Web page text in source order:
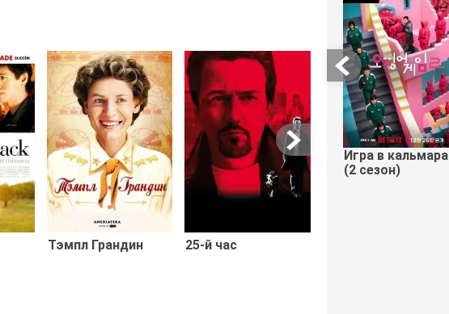
Тэмпл Грандин 25-й час
Доктор Сон
Игра в кальмара
(2 сезон)